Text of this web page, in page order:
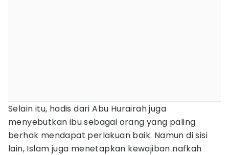
Selain itu, hadis dari Abu Hurairah juga
menyebutkan ibu sebagai orang yang paling
berhak mendapat perlakuan baik. Namun di sisi
lain, Islam juga menetapkan kewajiban nafkah